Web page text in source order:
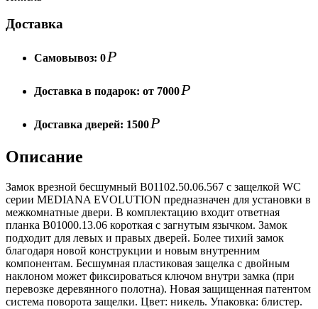
Доставка
Самовывоз: 0Р
Доставка в подарок: от 7000Р
Доставка дверей: 1500Р
Описание
Замок врезной бесшумный B01102.50.06.567 с защелкой WC
серии MEDIANA EVOLUTION предназначен для установки в
межкомнатные двери. В комплектацию входит ответная
планка B01000.13.06 короткая с загнутым язычком. Замок
подходит для левых и правых дверей. Более тихий замок
благодаря новой конструкции и новым внутренним
компонентам. Бесшумная пластиковая защелка с двойным
наклоном может фиксироваться ключом внутри замка (при
перевозке деревянного полотна). Новая защищенная патентом
система поворота защелки. Цвет: никель. Упаковка: блистер.